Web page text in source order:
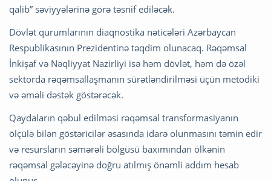
qalib” səviyyələrinə görə təsnif ediləcək.
Dövlət qurumlarının diaqnostika nəticələri Azərbaycan
Respublikasının Prezidentinə təqdim olunacaq. Rəqəmsal
İnkişaf və Nəqliyyat Nazirliyi isə həm dövlət, həm də özəl
sektorda rəqəmsallaşmanın sürətləndirilməsi üçün metodiki
və əməli dəstək göstərəcək.
Qaydaların qəbul edilməsi rəqəmsal transformasiyanın
ölçülə bilən göstəricilər əsasında idarə olunmasını təmin edir
və resursların səmərəli bölgüsü baxımından ölkənin
rəqəmsal gələcəyinə doğru atılmış önəmli addım hesab